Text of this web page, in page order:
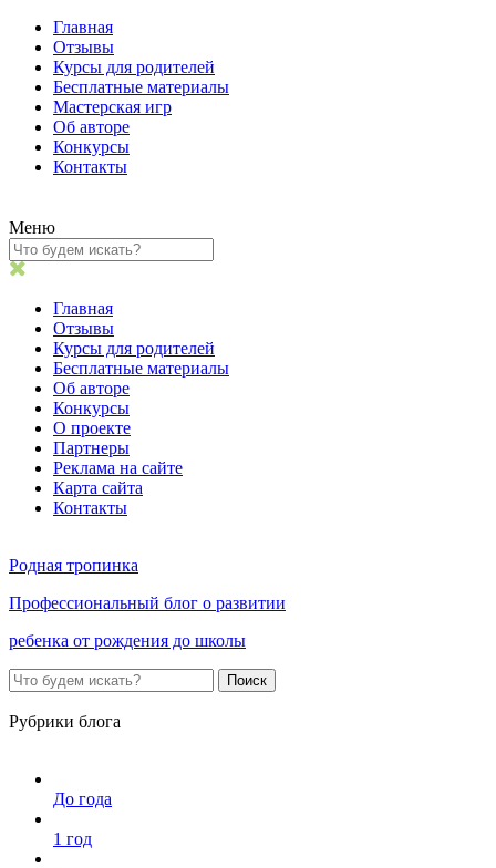
Главная
Отзывы
Курсы для родителей
Бесплатные материалы
Мастерская игр
Об авторе
Конкурсы
Контакты
Меню
Главная
Отзывы
Курсы для родителей
Бесплатные материалы
Об авторе
Конкурсы
О проекте
Партнеры
Реклама на сайте
Карта сайта
Контакты
Родная тропинка
Профессиональный блог о развитии
ребенка от рождения до школы
Поиск
Рубрики блога
До года
1 год